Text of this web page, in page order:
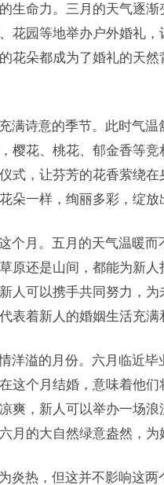
生命力。三月的天气逐
花园等地举办户外婚礼
花朵都成为了婚礼的天
满诗意的季节。此时气
樱花、桃花、郁金香等
式，让芬芳的花香萦绕
朵一样，绚丽多彩，绽放
个月。五月的天气温暖
原还是山间，都能为新
人可以携手共同努力，
表着新人的婚姻生活充满
洋溢的月份。六月临近
这个月结婚，意味着他
爽，新人可以举办一场
月的大自然绿意盎然，为
炎热，但这并不影响这两